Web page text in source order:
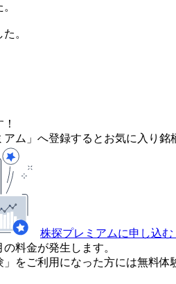
。
ム」へ登録するとお気に入り
株探プレミアムに申し込む
料金が発生します。
をご利用になった方には無料体